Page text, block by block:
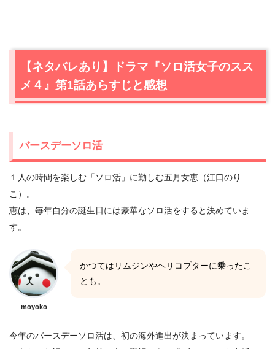
【ネタバレあり】ドラマ『ソロ活女子のスス
メ４』第1話あらすじと感想
バースデーソロ活
１人の時間を楽しむ「ソロ活」に勤しむ五月女恵（江口のり
こ）。
恵は、毎年自分の誕生日には豪華なソロ活をすると決めていま
す。
moyoko
かつてはリムジンやヘリコプターに乗ったこ
とも。
今年のバースデーソロ活は、初の海外進出が決まっています。